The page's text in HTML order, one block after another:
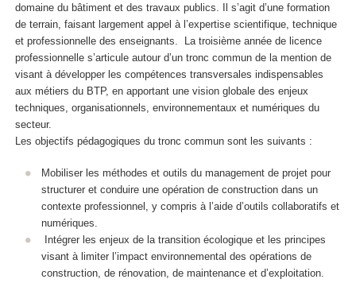
domaine du bâtiment et des travaux publics. Il s’agit d’une formation
de terrain, faisant largement appel à l’expertise scientifique, technique
et professionnelle des enseignants. La troisième année de licence
professionnelle s’articule autour d’un tronc commun de la mention de
visant à développer les compétences transversales indispensables
aux métiers du BTP, en apportant une vision globale des enjeux
techniques, organisationnels, environnementaux et numériques du
secteur.
Les objectifs pédagogiques du tronc commun sont les suivants :
Mobiliser les méthodes et outils du management de projet pour
structurer et conduire une opération de construction dans un
contexte professionnel, y compris à l’aide d’outils collaboratifs et
numériques.
Intégrer les enjeux de la transition écologique et les principes
visant à limiter l’impact environnemental des opérations de
construction, de rénovation, de maintenance et d’exploitation.